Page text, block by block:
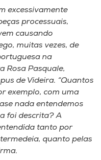
excessivamente
processuais,
causando
muitas vezes, de
na
Rosa Pasquale,
de Videira. “Quantos
exemplo, com uma
nada entendemos
foi descrita? A
tanto por
quanto pelas